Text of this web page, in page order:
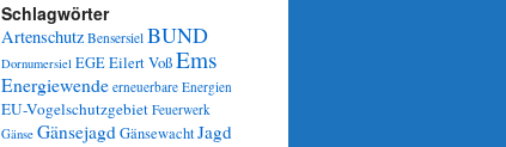
Schlagwörter
Artenschutz Bensersiel BUND
Dornumersiel EGEEilert VoßEms
Energiewende erneuerbare Energien
EU-Vogelschutzgebiet Feuerwerk
Gänse GänsejagdGänsewachtJagd